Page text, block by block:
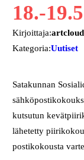
18.-
Kirjoittaja:
Kategoria:Uutiset
Satakunnan
kutsutun
lähetetty
postikokousta